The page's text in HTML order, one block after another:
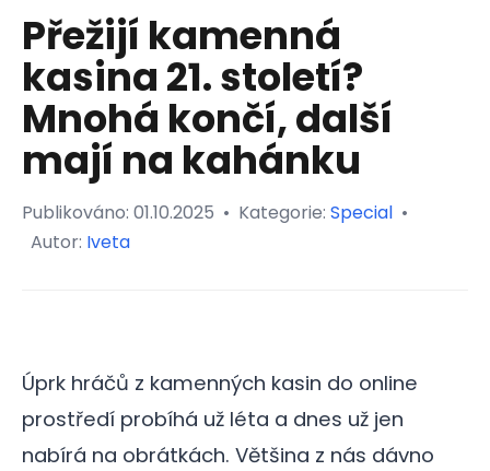
Přežijí kamenná
kasina 21. století?
Mnohá končí, další
mají na kahánku
Publikováno: 01.10.2025 • Kategorie: Special •
Autor: Iveta
Úprk hráčů z kamenných kasin do online
prostředí probíhá už léta a dnes už jen
nabírá na obrátkách. Většina z nás dávno